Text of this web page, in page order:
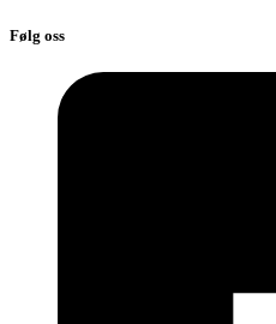
Følg oss